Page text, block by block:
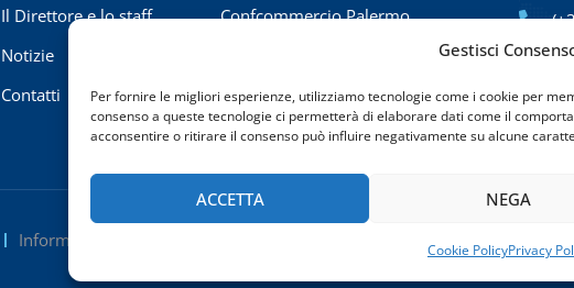
Gestisci
Per fornire le migliori esperienze, utilizziamo tecnologie come i cookie per
consenso a queste tecnologie ci permetterà di elaborare dati come il
acconsentire o ritirare il consenso può influire negativamente su alcune
ACCETTA NEGA
Cookie PolicyPrivacy
Il Direttore e lo staff
Notizie
Contatti
Confcommercio Palermo
Confcommercio Siracusa
Confcommercio Trapani
Informativa sulla Privacy Dichiarazione di Accessibilità Termini e